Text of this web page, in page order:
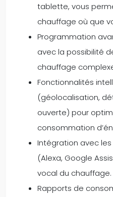
tablette, vous
chauffage où que
Programmation
avec la possibilité
chauffage
Fonctionnalités
(géolocalisation,
ouverte) pour
consommation
Intégration avec
(Alexa, Google
vocal du chauffage.
Rapports de